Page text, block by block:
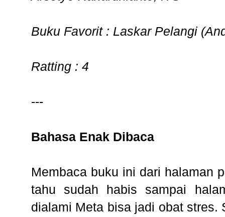
Buku Favorit : Laskar Pelangi
Ratting : 4
---
Bahasa Enak Dibaca
Membaca buku ini dari halaman
tahu sudah habis sampai
dialami Meta bisa jadi obat stres.